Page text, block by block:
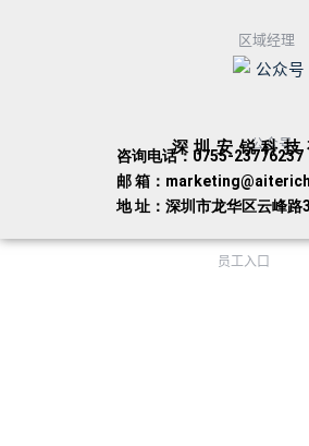
区域经理
公众号
深圳安锐科技
咨询电话：0755-23776237
邮 箱：
地 址：深圳市龙华区云峰
员工入口